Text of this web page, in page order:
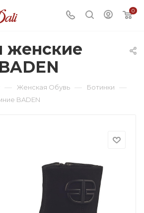
0
женские
— Женская Обувь — Ботинки —
BADEN